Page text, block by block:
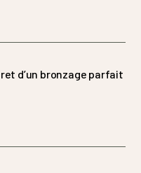
d’un bronzage parfait